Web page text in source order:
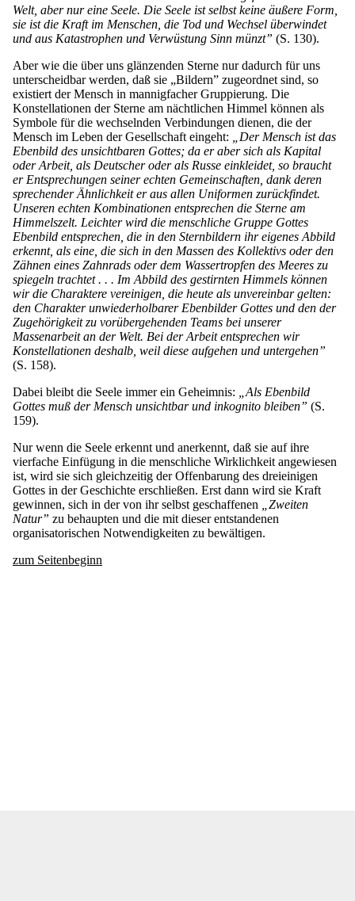
Welt, aber nur eine Seele. Die Seele ist selbst keine äußere Form,
sie ist die Kraft im Menschen, die Tod und Wechsel überwindet
und aus Katastrophen und Verwüstung Sinn münzt” (S. 130).
Aber wie die über uns glänzenden Sterne nur dadurch für uns
unterscheidbar werden, daß sie „Bildern” zugeordnet sind, so
existiert der Mensch in mannigfacher Gruppierung. Die
Konstellationen der Sterne am nächtlichen Himmel können als
Symbole für die wechselnden Verbindungen dienen, die der
Mensch im Leben der Gesellschaft eingeht: „Der Mensch ist das
Ebenbild des unsichtbaren Gottes; da er aber sich als Kapital
oder Arbeit, als Deutscher oder als Russe einkleidet, so braucht
er Entsprechungen seiner echten Gemeinschaften, dank deren
sprechender Ähnlichkeit er aus allen Uniformen zurückfindet.
Unseren echten Kombinationen entsprechen die Sterne am
Himmelszelt. Leichter wird die menschliche Gruppe Gottes
Ebenbild entsprechen, die in den Sternbildern ihr eigenes Abbild
erkennt, als eine, die sich in den Massen des Kollektivs oder den
Zähnen eines Zahnrads oder dem Wassertropfen des Meeres zu
spiegeln trachtet . . . Im Abbild des gestirnten Himmels können
wir die Charaktere vereinigen, die heute als unvereinbar gelten:
den Charakter unwiederholbarer Ebenbilder Gottes und den der
Zugehörigkeit zu vorübergehenden Teams bei unserer
Massenarbeit an der Welt. Bei der Arbeit entsprechen wir
Konstellationen deshalb, weil diese aufgehen und untergehen”
(S. 158).
Dabei bleibt die Seele immer ein Geheimnis: „Als Ebenbild
Gottes muß der Mensch unsichtbar und inkognito bleiben” (S.
159).
Nur wenn die Seele erkennt und anerkennt, daß sie auf ihre
vierfache Einfügung in die menschliche Wirklichkeit angewiesen
ist, wird sie sich gleichzeitig der Offenbarung des dreieinigen
Gottes in der Geschichte erschließen. Erst dann wird sie Kraft
gewinnen, sich in der von ihr selbst geschaffenen „Zweiten
Natur” zu behaupten und die mit dieser entstandenen
organisatorischen Notwendigkeiten zu bewältigen.
zum Seitenbeginn